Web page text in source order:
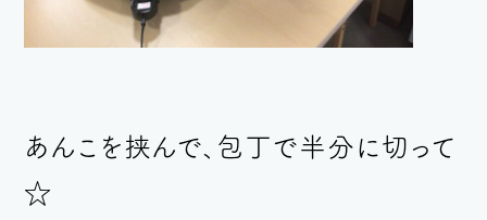
あんこを挟んで、包丁で半分に切って
☆